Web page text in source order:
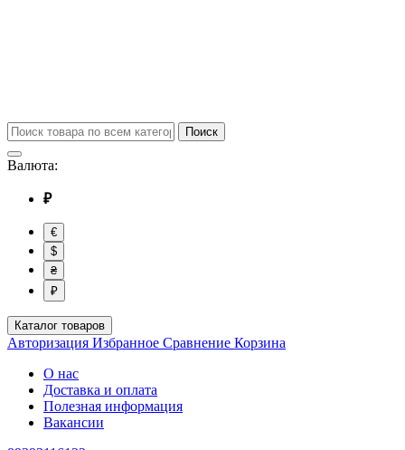
Поиск
Валюта:
₽
€
$
₴
₽
Каталог товаров
Авторизация Избранное Сравнение Корзина
О нас
Доставка и оплата
Полезная информация
Вакансии